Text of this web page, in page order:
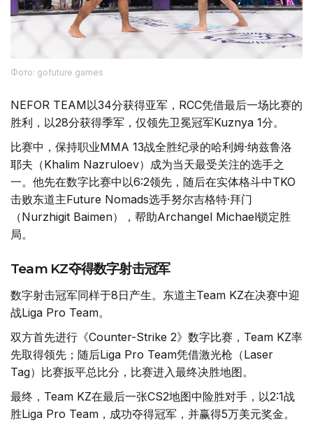
Фото: gofuture.games
NEFOR TEAM以34分获得亚军，RCC凭借最后一场比赛的
胜利，以28分获得季军，仅领先卫冕冠军Kuznya 1分。
比赛中，保持职业MMA 13战全胜纪录的哈利姆·纳兹鲁洛
耶夫（Khalim Nazruloev）成为当天最受关注的选手之
一。他先在数字比赛中以6:2领先，随后在实体格斗中TKO
击败东道主Future Nomads选手努尔吉格特·拜门
（Nurzhigit Baimen），帮助Archangel Michael锁定胜
局。
Team KZ夺得数字射击冠军
数字射击冠军同样于8日产生。东道主Team KZ在决赛中迎
战Liga Pro Team。
双方首先进行《Counter-Strike 2》数字比赛，Team KZ率
先取得领先；随后Liga Pro Team凭借激光枪（Laser
Tag）比赛扳平总比分，比赛进入最终决胜地图。
最终，Team KZ在最后一张CS2地图中险胜对手，以2:1战
胜Liga Pro Team，成功夺得冠军，并赢得5万美元奖金。